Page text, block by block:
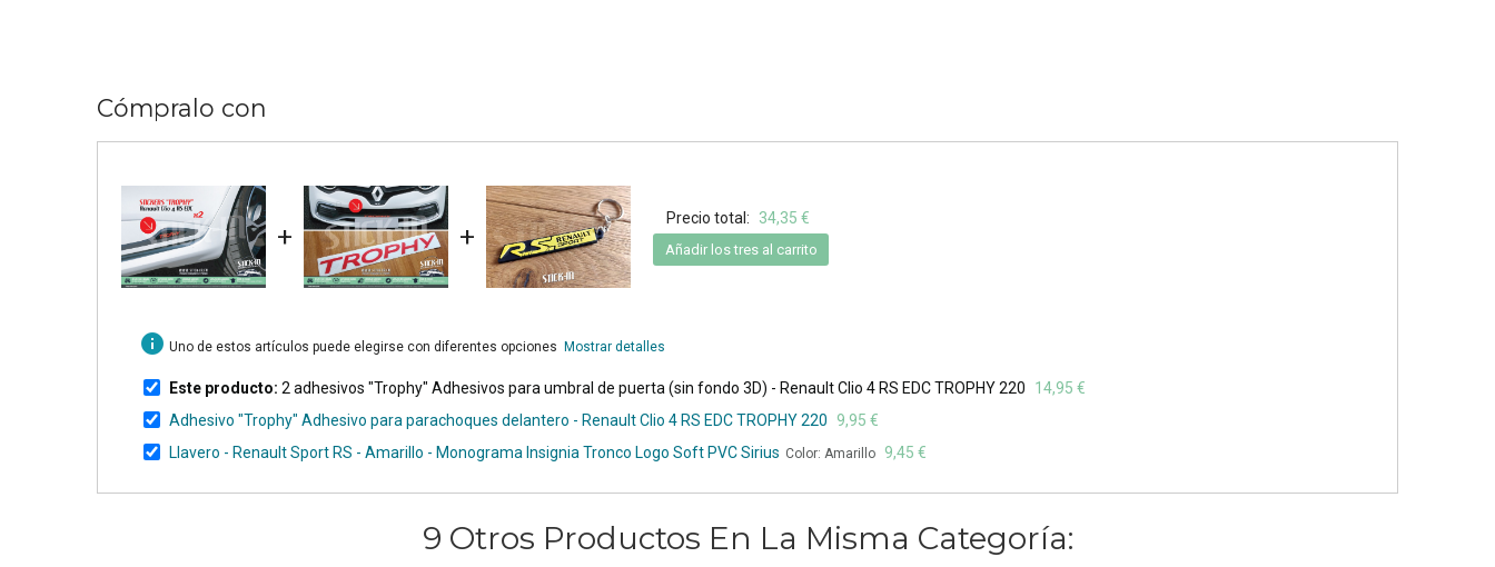
Cómpralo con
+ +
Precio total: 34,35 €
Añadir los tres al carrito
info Uno de estos artículos puede elegirse con diferentes opciones Mostrar detalles
Este producto: 2 adhesivos "Trophy" Adhesivos para umbral de puerta (sin fondo 3D) - Renault Clio 4 RS EDC TROPHY 220
14,95 €
Adhesivo "Trophy" Adhesivo para parachoques delantero - Renault Clio 4 RS EDC TROPHY 220
9,95 €
Llavero - Renault Sport RS - Amarillo - Monograma Insignia Tronco Logo Soft PVC Sirius Color: Amarillo 9,45 €
9 Otros Productos En La Misma Categoría: